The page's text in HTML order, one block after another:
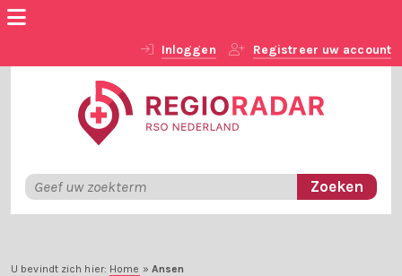
Inloggen Registreer uw account
U bevindt zich hier: Home » Ansen